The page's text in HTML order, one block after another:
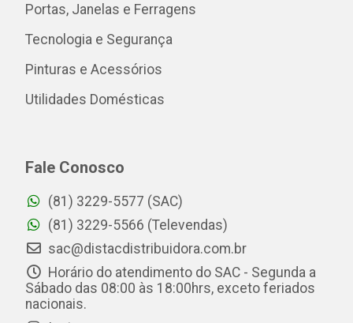
Portas, Janelas e Ferragens
Tecnologia e Segurança
Pinturas e Acessórios
Utilidades Domésticas
Fale Conosco
(81) 3229-5577 (SAC)
(81) 3229-5566 (Televendas)
sac@distacdistribuidora.com.br
Horário do atendimento do SAC - Segunda a
Sábado das 08:00 às 18:00hrs, exceto feriados
nacionais.